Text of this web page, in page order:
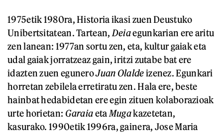
1975etik 1980ra, Historia ikasi zuen Deustuko
Unibertsitatean. Tartean, Deiaegunkarian ere aritu
zen lanean: 1977an sortu zen, eta, kultur gaiak eta
udal gaiak jorratzeaz gain, iritzi zutabe bat ere
idazten zuen eguneroJuan Olaldeizenez. Egunkari
horretan zebilela erretiratu zen. Hala ere, beste
hainbat hedabidetan ere egin zituen kolaborazioak
urte horietan: Garaiaeta Mugakazetetan,
kasurako. 1990etik 1996ra, gainera, Jose Maria